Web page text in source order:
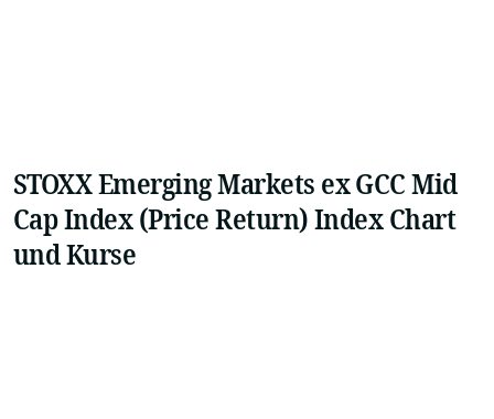
STOXX Emerging Markets ex GCC Mid
Cap Index (Price Return) Index Chart
und Kurse